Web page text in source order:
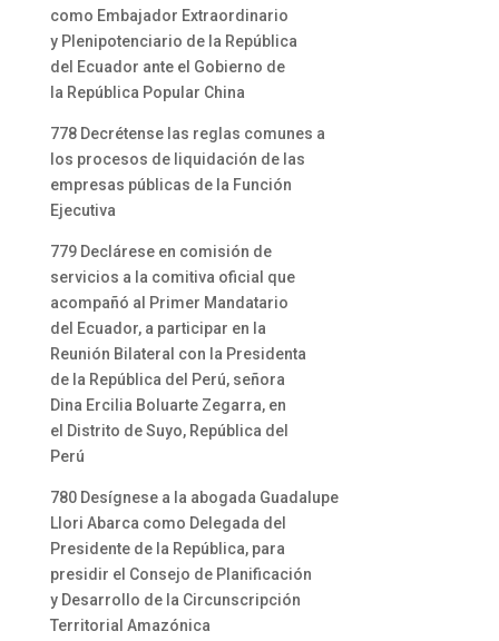
como Embajador Extraordinario
y Plenipotenciario de la República
del Ecuador ante el Gobierno de
la República Popular China
778 Decrétense las reglas comunes a
los procesos de liquidación de las
empresas públicas de la Función
Ejecutiva
779 Declárese en comisión de
servicios a la comitiva oficial que
acompañó al Primer Mandatario
del Ecuador, a participar en la
Reunión Bilateral con la Presidenta
de la República del Perú, señora
Dina Ercilia Boluarte Zegarra, en
el Distrito de Suyo, República del
Perú
780 Desígnese a la abogada Guadalupe
Llori Abarca como Delegada del
Presidente de la República, para
presidir el Consejo de Planificación
y Desarrollo de la Circunscripción
Territorial Amazónica